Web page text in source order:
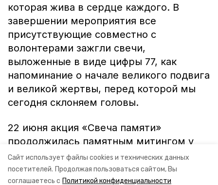
Сайт использует файлы cookies и технических данных
посетителей. Продолжая пользоваться сайтом, Вы
соглашаетесь с Политикой конфиденциальности
которая жива в сердце каждого. В
завершении мероприятия все
присутствующие совместно с
волонтерами зажгли свечи,
выложенные в виде цифры 77, как
напоминание о начале великого подвига
и великой жертвы, перед которой мы
сегодня склоняем головы.
22 июня акция «Свеча памяти»
продолжилась памятным митингом у
Мемориала Славы в парке села
Курсавка.